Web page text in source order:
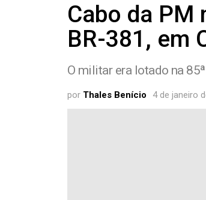
Cabo da PM
BR-381, em
O militar era lotado na
por Thales Benício 4 de janeiro